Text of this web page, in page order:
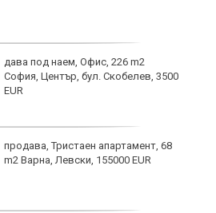
дава под наем, Офис, 226 m2
София, Център, бул. Скобелев, 3500
EUR
продава, Тристаен апартамент, 68
m2 Варна, Левски, 155000 EUR